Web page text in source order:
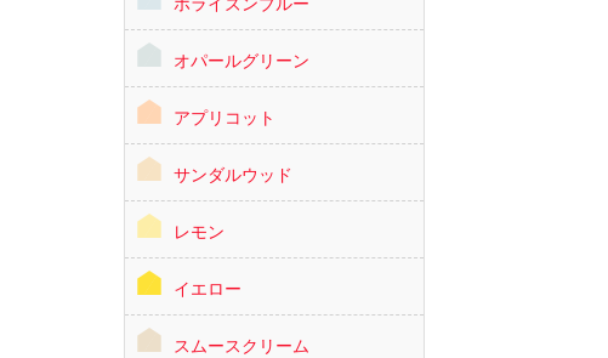
オパールグリーン
アプリコット
サンダルウッド
レモン
イエロー
スムースクリーム